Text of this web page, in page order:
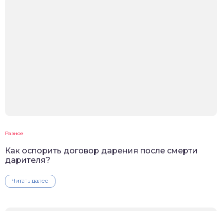
Разное
Как оспорить договор дарения после смерти
дарителя?
Читать далее